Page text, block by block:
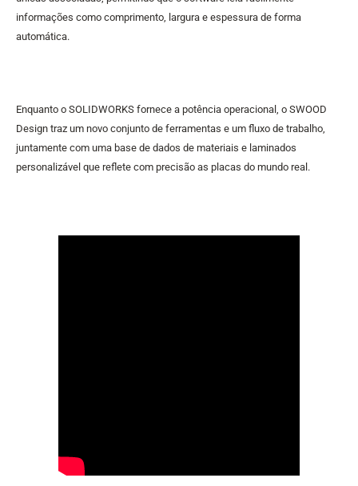
informações como comprimento, largura e espessura de forma
automática.
Enquanto o SOLIDWORKS fornece a potência operacional, o SWOOD
Design traz um novo conjunto de ferramentas e um fluxo de trabalho,
juntamente com uma base de dados de materiais e laminados
personalizável que reflete com precisão as placas do mundo real.